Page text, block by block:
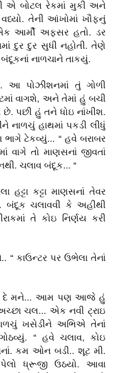
એ બોટલ રેકમાં મુકી અને
તેની આંખોમાં ખૌફનું
આર્મી અફસર હતો. ડર
દુર દુર સુધી નહોતી. તેણે
નાળચાને તાકયું.
આ પોઝીશનમાં તું ગોળી
વાગશે, અને તેમાં હું બચી
પછી હું તને ધોઇ નાંખીશ.
નાળચું હાથમાં પકડી લીધું
ભાગે ટેકવ્યું... “ હવે બરાબર
વાગે તો માણસનાં જીવતાં
ચલાવ બંદૂક... “
કટ્ટા માણસનાં તેવર
ચલાવવી કે અહીથી
તે કોઇ નિર્ણય કરી
કાઉન્ટર પર ઉભેલા તેનાં
દે મને... આમ પણ આજે હું
ચલ... એક નવી ટ્રાઇ
ખસેડીને અભિએ તેનાં
“ હવે ચલાવ, કોઇ
કમ ઓન બડી.. શૂટ મી.
પેલો ધ્રૂજી ઉઠયો. આવા